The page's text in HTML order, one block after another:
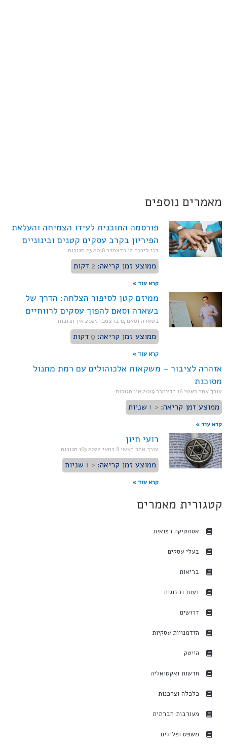
מאמרים נוספים
פורסמה התוכנית לעידו הצמיחה והעלאת
הפיריון בקרב עסקים קטנים ובינוניים
דני ליבנה 12 בדצמבר 2018 23 תגובות
ממוצע זמן קריאה: 2 דקות
קרא עוד »
ממיזם קטן לסיפור הצלחה: הדרך של
בשארה וסאם להפוך עסקים לרווחיים
בשארה וסאם14 בדצמבר 2025 אין תגובות
ממוצע זמן קריאה: 9 דקות
קרא עוד »
אזהרה לציבור – משקאות אלכוהולים עם רמת מתנול
מסוכנת
עורך אתר ראשי16 בדצמבר 2019 אין תגובות
ממוצע זמן קריאה: < 1 שניות
קרא עוד »
רועי חיון
עורך אתר ראשי8 במאי 2022 165 תגובות
ממוצע זמן קריאה: < 1 שניות
קרא עוד »
קטגורית מאמרים
אסתטיקה רפואית
בעלי עסקים
בריאות
דעות ובלוגים
דרושים
הזדמנויות עסקיות
הייטק
חדשות ואקטואליה
כלכלה וצרכנות
מעורבות חברתית
משפט ופלילים